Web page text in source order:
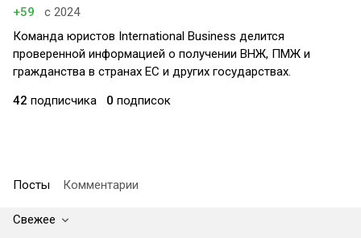
+59
с 2024
Команда юристов International Business делится
проверенной информацией о получении ВНЖ, ПМЖ и
гражданства в странах ЕС и других государствах.
42 подписчика 0 подписок
Посты Комментарии
Свежее